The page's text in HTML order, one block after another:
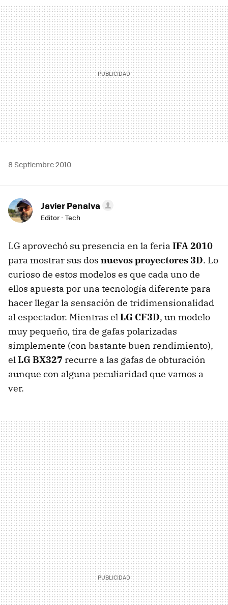
MAIL
8 Septiembre 2010
Javier Penalva
Editor - Tech
LG aprovechó su presencia en la feria IFA2010
para mostrar sus dos nuevos proyectores 3D. Lo
curioso de estos modelos es que cada uno de
ellos apuesta por una tecnología diferente para
hacer llegar la sensación de tridimensionalidad
al espectador. Mientras elLG CF3D, un modelo
muy pequeño, tira de gafas polarizadas
simplemente (con bastante buen rendimiento),
elLG BX327 recurre a las gafas de obturación
aunque con alguna peculiaridad que vamos a
ver.